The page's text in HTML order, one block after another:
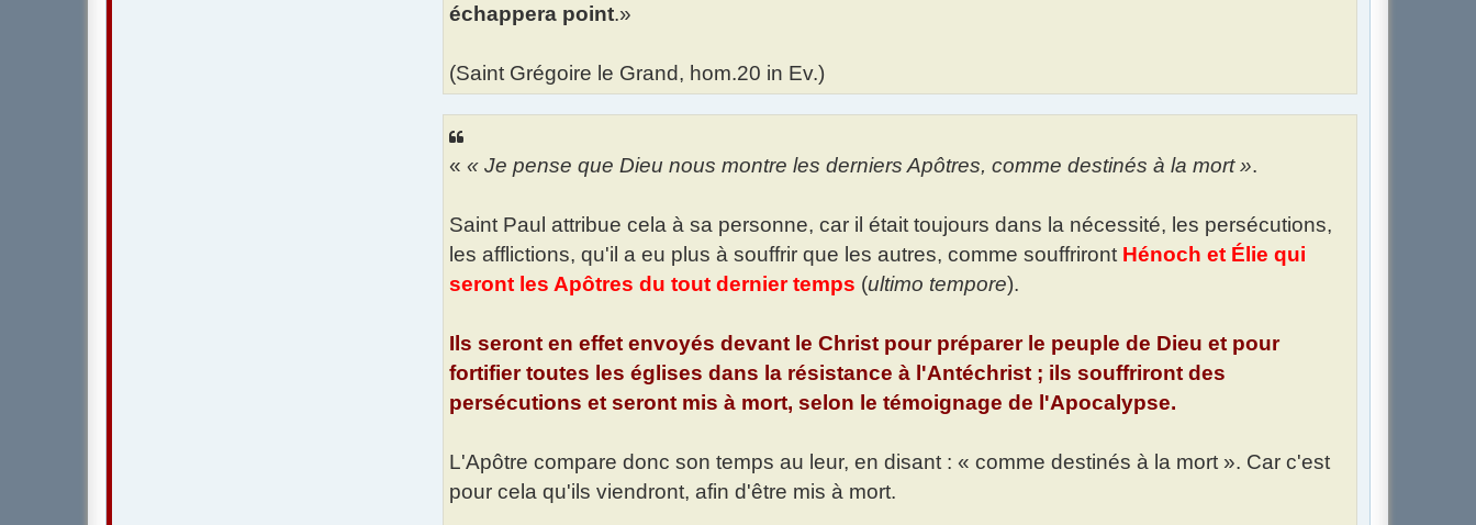
échappera point.»
(Saint Grégoire le Grand, hom.20 in Ev.)
«« Je pense que Dieu nous montre les derniers Apôtres, comme destinés à la mort ».
Saint Paul attribue cela à sa personne, car il était toujours dans la nécessité, les persécutions,
les afflictions, qu'il a eu plus à souffrir que les autres, comme souffriront Hénoch et Élie qui
seront les Apôtres du tout dernier temps (ultimo tempore).
Ils seront en effet envoyés devant le Christ pour préparer le peuple de Dieu et pour
fortifier toutes les églises dans la résistance à l'Antéchrist ; ils souffriront des
persécutions et seront mis à mort, selon le témoignage de l'Apocalypse.
L'Apôtre compare donc son temps au leur, en disant : « comme destinés à la mort ». Car c'est
pour cela qu'ils viendront, afin d'être mis à mort.